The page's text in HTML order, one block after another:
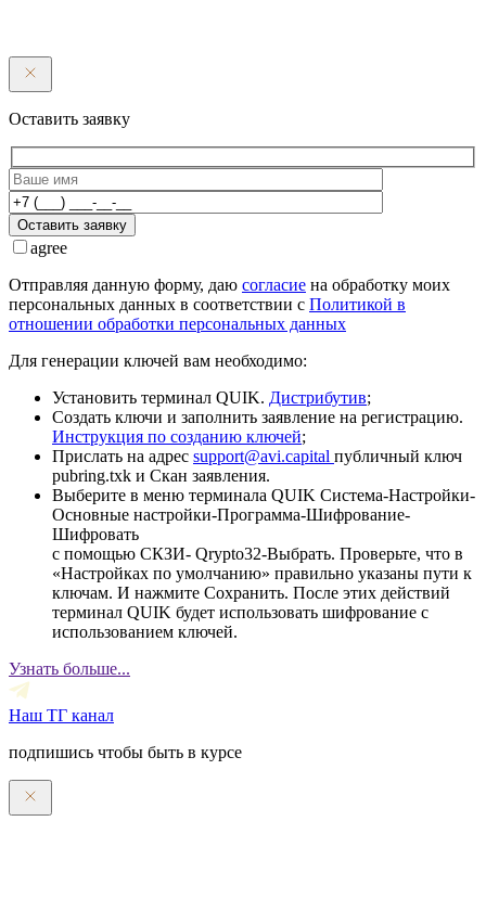
Оставить заявку
Оставить заявку
agree
Отправляя данную форму, даю согласие на обработку моих
персональных данных в соответствии с Политикой в
отношении обработки персональных данных
Для генерации ключей вам необходимо:
Установить терминал QUIK. Дистрибутив;
Создать ключи и заполнить заявление на регистрацию.
Инструкция по созданию ключей;
Прислать на адрес support@avi.capital публичный ключ
pubring.txk и Скан заявления.
Выберите в меню терминала QUIK Система-Настройки-
Основные настройки-Программа-Шифрование-
Шифровать
с помощью СКЗИ- Qrypto32-Выбрать. Проверьте, что в
«Настройках по умолчанию» правильно указаны пути к
ключам. И нажмите Сохранить. После этих действий
терминал QUIK будет использовать шифрование с
использованием ключей.
Узнать больше...
Наш ТГ канал
подпишись чтобы быть в курсе